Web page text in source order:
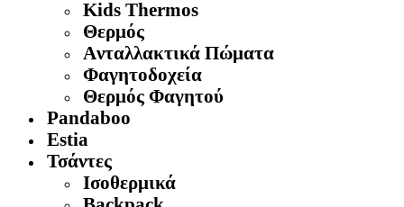
Kids Thermos
Θερμός
Aνταλλακτικά Πώματα
Φαγητοδοχεία
Θερμός Φαγητού
Pandaboo
Estia
Τσάντες
Ισοθερμικά